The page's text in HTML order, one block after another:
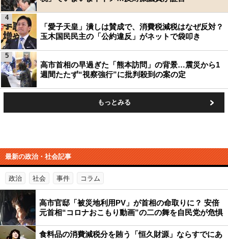
「愛子天皇」潰しは賛成で、消費税減税はなぜ反対？
玉木国民民主の「公約違反」がネットで袋叩き
4
高市首相の早過ぎた「熊本訪問」の背景…震災から1
週間たたず“視察強行”に批判殺到の案の定
5
もっとみる
最新の政治・社会記事
政治 社会 事件 コラム
高市官邸「被災地利用PV」が首相の命取りに？ 安倍
元首相“コロナおこもり動画”の二の舞を自民党が危惧
食料品の消費減税分を賄う「恒久財源」ならすでにあ